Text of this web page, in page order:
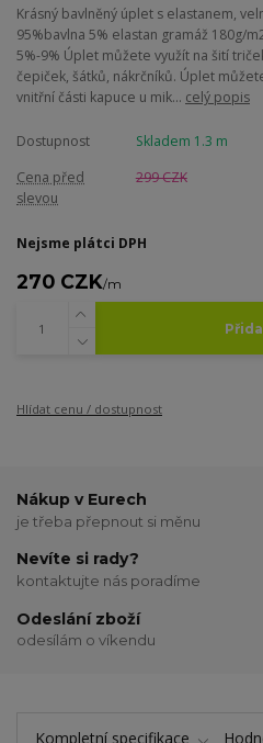
Krásný bavlněný úplet s elastanem,
95%bavlna 5% elastan gramáž 180g/
5%-9% Úplet můžete využít na šití
čepiček, šátků, nákrčníků. Úplet
vnitřní části kapuce u mik... celý popis
Dostupnost
Skladem 1.3 m
Cena před
slevou
299 CZK
Nejsme plátci DPH
270 CZK/m
Hlídat cenu / dostupnost
Nákup v Eurech
je třeba přepnout si měnu
Nevíte si rady?
kontaktujte nás poradíme
Odeslání zboží
odesílám o víkendu
Kompletní specifikace